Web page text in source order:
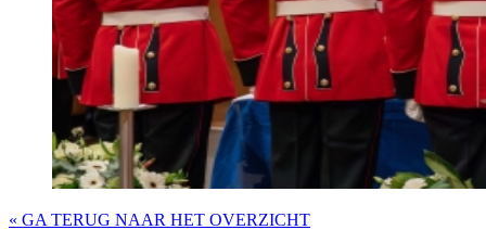
« GA TERUG NAAR HET OVERZICHT